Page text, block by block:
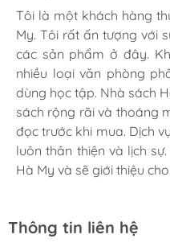
Tôi là một khách hàng
My. Tôi rất ấn tượng với
các sản phẩm ở đây.
nhiều loại văn phòng
dùng học tập. Nhà sách
sách rộng rãi và thoáng
đọc trước khi mua. Dịch
luôn thân thiện và lịch
Hà My và sẽ giới thiệu
Mình rất là hài lòng khi
nhiều loại sách hay và
học, kinh tế, đến sách
kỹ năng sống. Nhân
nhiệt tình, luôn tư vấn
giao hàng cũng rất
tục ủng hộ nhà sách Hà
Tới đây mua hàng cho
giá rẻ hơn mấy chỗ
Chiều làm zìa hay chở bồ
Thông tin liên hệ